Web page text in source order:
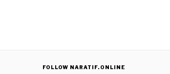
FOLLOW NARATIF.ONLINE